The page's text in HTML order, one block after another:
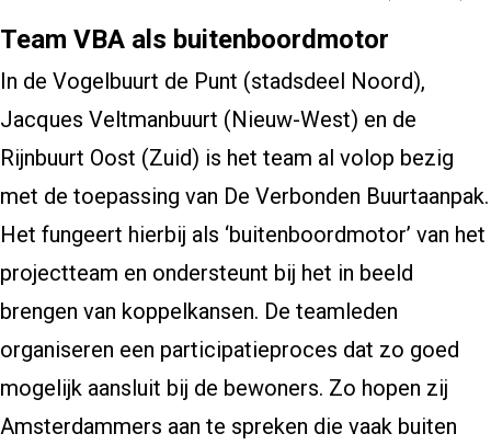
Team VBA als buitenboordmotor
In de Vogelbuurt de Punt (stadsdeel Noord),
Jacques Veltmanbuurt (Nieuw-West) en de
Rijnbuurt Oost (Zuid) is het team al volop bezig
met de toepassing van De Verbonden Buurtaanpak.
Het fungeert hierbij als ‘buitenboordmotor’ van het
projectteam en ondersteunt bij het in beeld
brengen van koppelkansen. De teamleden
organiseren een participatieproces dat zo goed
mogelijk aansluit bij de bewoners. Zo hopen zij
Amsterdammers aan te spreken die vaak buiten